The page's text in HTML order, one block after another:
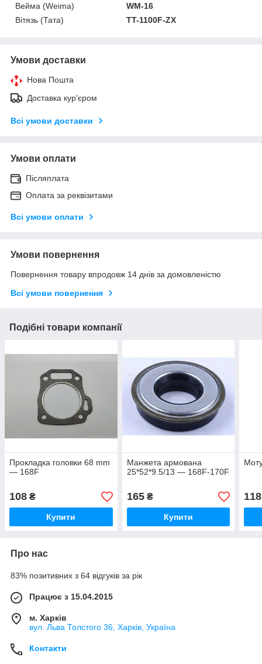
Вейма (Weima)
WM-16
Вітязь (Тата)
TT-1100F-ZX
Умови доставки
Нова Пошта
Доставка кур'єром
Всі умови доставки
Умови оплати
Післяплата
Оплата за реквізитами
Всі умови оплати
Умови повернення
Повернення товару впродовж 14 днів за домовленістю
Всі умови повернення
Подібні товари компанії
Прокладка головки 68 mm
— 168F
108 ₴
Купити
Манжета армована
25*52*9.5/13 — 168F-170F
165₴
Купити
118
Про нас
83% позитивних з 64 відгуків за рік
Працює з 15.04.2015
м. Харків
вул. Льва Толстого 36, Харків, Україна
Контакти